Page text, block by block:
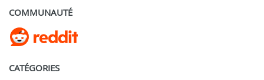
COMMUNAUTÉ
CATÉGORIES